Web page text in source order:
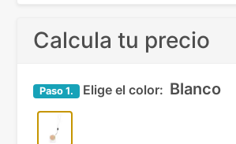
Calcula tu precio
Paso 1. Elige el color: Blanco